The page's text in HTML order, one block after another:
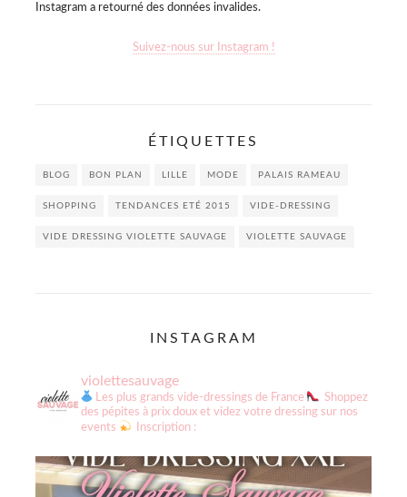
Instagram a retourné des données invalides.
Suivez-nous sur Instagram !
ÉTIQUETTES
BLOG BON PLAN LILLE MODE PALAIS RAMEAU
SHOPPING TENDANCES ETÉ 2015 VIDE-DRESSING
VIDE DRESSING VIOLETTE SAUVAGE VIOLETTE SAUVAGE
INSTAGRAM
violettesauvage
Les plus grands vide-dressings de France
Shoppez
des pépites à prix doux et videz votre dressing sur nos
events
Inscription :